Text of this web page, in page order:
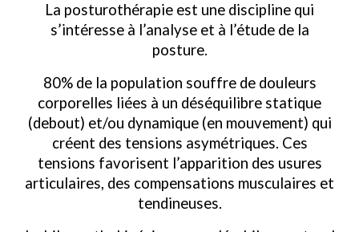
La posturothérapie est une discipline qui
s’intéresse à l’analyse et à l’étude de la
posture.
80% de la population souffre de douleurs
corporelles liées à un déséquilibre statique
(debout) et/ou dynamique (en mouvement) qui
créent des tensions asymétriques. Ces
tensions favorisent l’apparition des usures
articulaires, des compensations musculaires et
tendineuses.